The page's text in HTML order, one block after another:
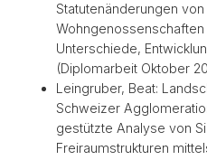
Statutenänderungen
Unterschiede,
(Diplomarbeit Oktober
Leingruber, Beat:
Schweizer
gestützte Analyse von
Freiraumstrukturen